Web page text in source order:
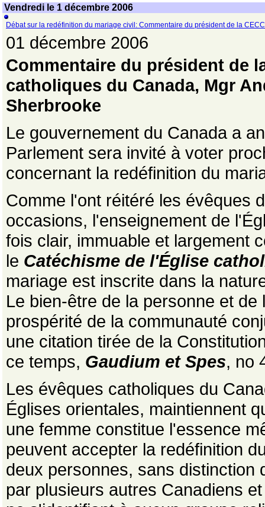
Vendredi le 1 décembre 2006
Débat sur la redéfinition du mariage civil: Commentaire du président de la CECC
01 décembre 2006
Commentaire du président de
catholiques du Canada, Mgr
Sherbrooke
Le gouvernement du Canada a
Parlement sera invité à voter
concernant la redéfinition du
Comme l'ont réitéré les évêques
occasions, l'enseignement de
fois clair, immuable et largement
le Catéchisme de l'Église
mariage est inscrite dans la
Le bien-être de la personne et
prospérité de la communauté
une citation tirée de la
ce temps, Gaudium et Spes, no
Les évêques catholiques du
Églises orientales, maintiennent
une femme constitue l'essence
peuvent accepter la redéfinition
deux personnes, sans
par plusieurs autres Canadiens